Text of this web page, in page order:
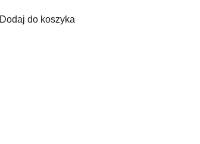
Dodaj do koszyka